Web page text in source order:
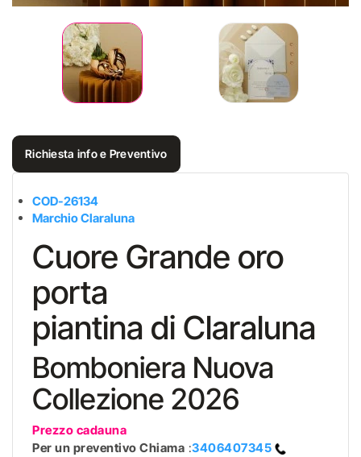
Richiesta info e Preventivo
COD-26134
Marchio Claraluna
Cuore Grande oro
porta
piantina di Claraluna
Bomboniera Nuova
Collezione 2026
Prezzo cadauna
Per un preventivo Chiama :3406407345